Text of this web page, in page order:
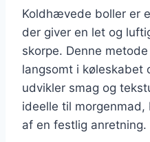
Koldhævede boller er
der giver en let og
skorpe. Denne
langsomt i køleskabet
udvikler smag og
ideelle til morgenmad,
af en festlig anretning.